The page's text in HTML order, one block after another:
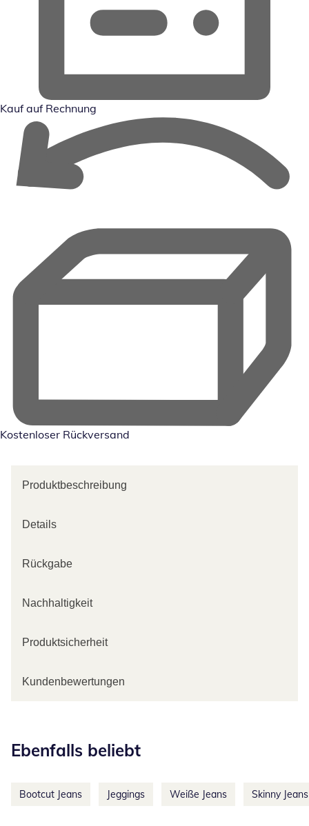
Kauf auf Rechnung
Kostenloser Rückversand
Produktbeschreibung
Details
Rückgabe
Nachhaltigkeit
Produktsicherheit
Kundenbewertungen
Ebenfalls beliebt
Bootcut Jeans Jeggings Weiße Jeans Skinny Jeans